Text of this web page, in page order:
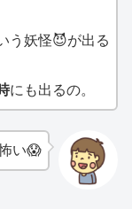
う妖怪😈が出る
にも出るの。
い😱